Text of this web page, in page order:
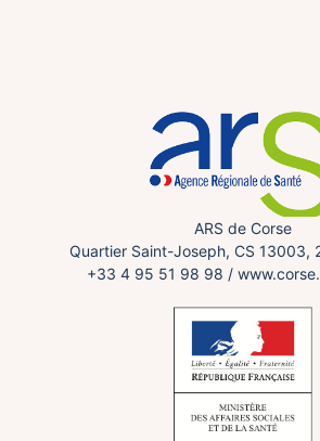
ARS de Corse
Quartier Saint-Joseph, CS 13003,
+33 4 95 51 98 98 /